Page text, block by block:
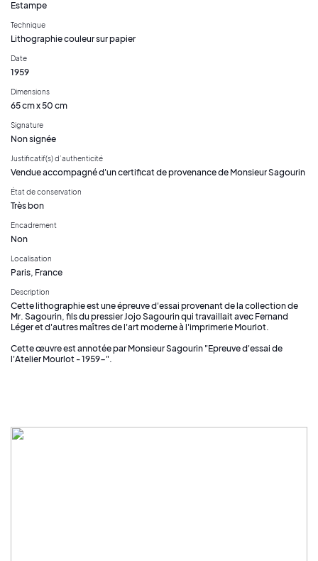
Estampe
Technique
Lithographie couleur sur papier
Date
1959
Dimensions
65 cm x 50 cm
Signature
Non signée
Justificatif(s) d’authenticité
Vendue accompagné d'un certificat de provenance de Monsieur Sagourin
État de conservation
Très bon
Encadrement
Non
Localisation
Paris, France
Description
Cette lithographie est une épreuve d'essai provenant de la collection de
Mr. Sagourin, fils du pressier Jojo Sagourin qui travaillait avec Fernand
Léger et d'autres maîtres de l'art moderne à l'imprimerie Mourlot.
Cette œuvre est annotée par Monsieur Sagourin "Epreuve d'essai de
l'Atelier Mourlot - 1959-".